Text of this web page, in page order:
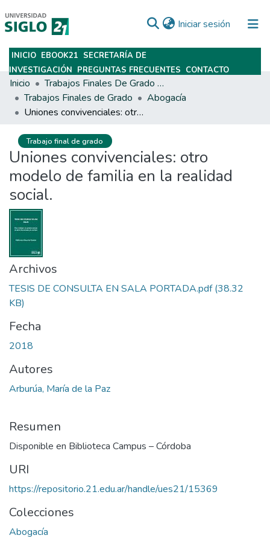
Iniciar sesión (current)
Subir
INICIO EBOOK21 SECRETARÍA DE
INVESTIGACIÓN PREGUNTAS FRECUENTES CONTACTO
Inicio
Trabajos Finales De Grado Y Posgrado
Trabajos Finales de Grado
Abogacía
Uniones convivenciales: otro modelo de familia en la realidad social.
Trabajo final de grado
Uniones convivenciales: otro
modelo de familia en la realidad
social.
Archivos
TESIS DE CONSULTA EN SALA PORTADA.pdf(38.32
KB)
Fecha
2018
Autores
Arburúa, María de la Paz
Resumen
Disponible en Biblioteca Campus – Córdoba
URI
https://repositorio.21.edu.ar/handle/ues21/15369
Colecciones
Abogacía